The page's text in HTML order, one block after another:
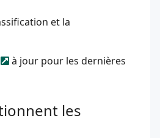
et la
à jour pour les dernières
les